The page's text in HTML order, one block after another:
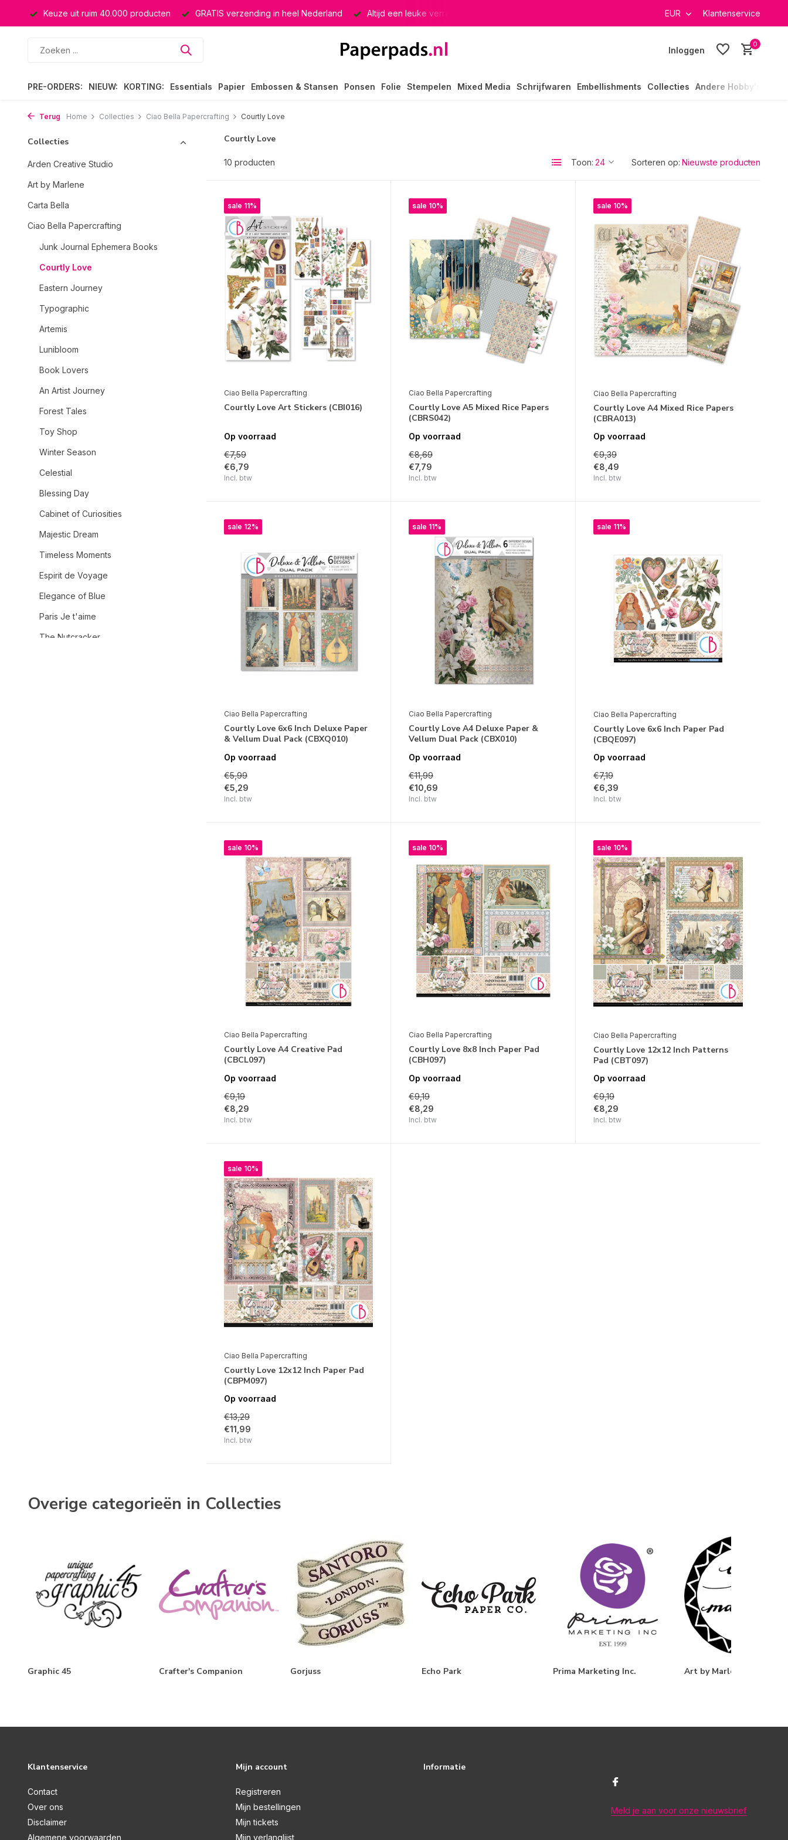
Keuze uit ruim 40.000 producten GRATIS verzending in heel Nederland Altijd een leuke verrassing GRATIS verzending in heel
EUR Klantenservice
Inloggen
0
PRE-ORDERS: NIEUW: KORTING: Essentials Papier Embossen & Stansen Ponsen Folie Stempelen Mixed Media Schrijfwaren Embellishments Collecties Andere Hobby's
Terug Home Collecties Ciao Bella Papercrafting Courtly Love
Collecties
Arden Creative Studio
Art by Marlene
Carta Bella
Ciao Bella Papercrafting
Junk Journal Ephemera Books
Courtly Love
Eastern Journey
Typographic
Artemis
Lunibloom
Book Lovers
An Artist Journey
Forest Tales
Toy Shop
Winter Season
Celestial
Blessing Day
Cabinet of Curiosities
Majestic Dream
Timeless Moments
Espirit de Voyage
Elegance of Blue
Paris Je t'aime
The Nutcracker
Courtly Love
10 producten Toon: Sorteren op:
sale 11%
Ciao Bella Papercrafting
Courtly Love Art Stickers (CBI016)
Op voorraad
€7,59
€6,79
Incl. btw
sale 10%
Ciao Bella Papercrafting
Courtly Love A5 Mixed Rice Papers
(CBRS042)
Op voorraad
€8,69
€7,79
Incl. btw
sale 10%
Ciao Bella Papercrafting
Courtly Love A4 Mixed Rice Papers
(CBRA013)
Op voorraad
€9,39
€8,49
Incl. btw
sale 12%
Ciao Bella Papercrafting
Courtly Love 6x6 Inch Deluxe Paper
& Vellum Dual Pack (CBXQ010)
Op voorraad
€5,99
€5,29
Incl. btw
sale 11%
Ciao Bella Papercrafting
Courtly Love A4 Deluxe Paper &
Vellum Dual Pack (CBX010)
Op voorraad
€11,99
€10,69
Incl. btw
sale 11%
Ciao Bella Papercrafting
Courtly Love 6x6 Inch Paper Pad
(CBQE097)
Op voorraad
€7,19
€6,39
Incl. btw
sale 10%
Ciao Bella Papercrafting
Courtly Love A4 Creative Pad
(CBCL097)
Op voorraad
€9,19
€8,29
Incl. btw
sale 10%
Ciao Bella Papercrafting
Courtly Love 8x8 Inch Paper Pad
(CBH097)
Op voorraad
€9,19
€8,29
Incl. btw
sale 10%
Ciao Bella Papercrafting
Courtly Love 12x12 Inch Patterns
Pad (CBT097)
Op voorraad
€9,19
€8,29
Incl. btw
sale 10%
Ciao Bella Papercrafting
Courtly Love 12x12 Inch Paper Pad
(CBPM097)
Op voorraad
€13,29
€11,99
Incl. btw
Overige categorieën in Collecties
Graphic 45 Crafter's Companion Gorjuss Echo Park Prima Marketing Inc. Art by Marlene
Klantenservice
Contact
Over ons
Disclaimer
Algemene voorwaarden
Mijn account
Registreren
Mijn bestellingen
Mijn tickets
Mijn verlanglijst
Informatie
Meld je aan voor onze nieuwsbrief